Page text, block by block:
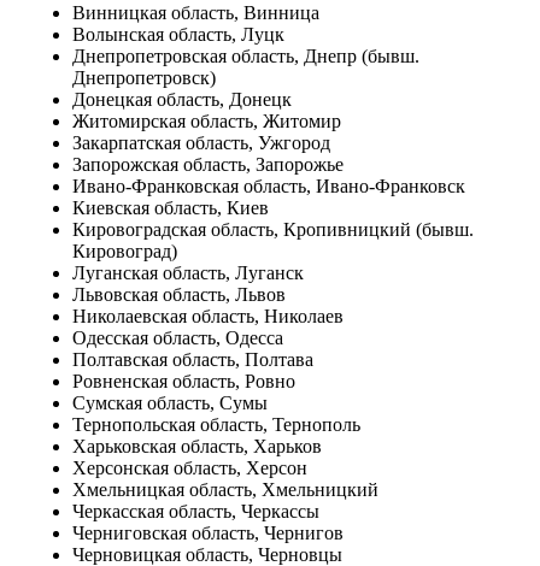
Винницкая область, Винница
Волынская область, Луцк
Днепропетровская область, Днепр (бывш.
Днепропетровск)
Донецкая область, Донецк
Житомирская область, Житомир
Закарпатская область, Ужгород
Запорожская область, Запорожье
Ивано-Франковская область, Ивано-Франковск
Киевская область, Киев
Кировоградская область, Кропивницкий (бывш.
Кировоград)
Луганская область, Луганск
Львовская область, Львов
Николаевская область, Николаев
Одесская область, Одесса
Полтавская область, Полтава
Ровненская область, Ровно
Сумская область, Сумы
Тернопольская область, Тернополь
Харьковская область, Харьков
Херсонская область, Херсон
Хмельницкая область, Хмельницкий
Черкасская область, Черкассы
Черниговская область, Чернигов
Черновицкая область, Черновцы